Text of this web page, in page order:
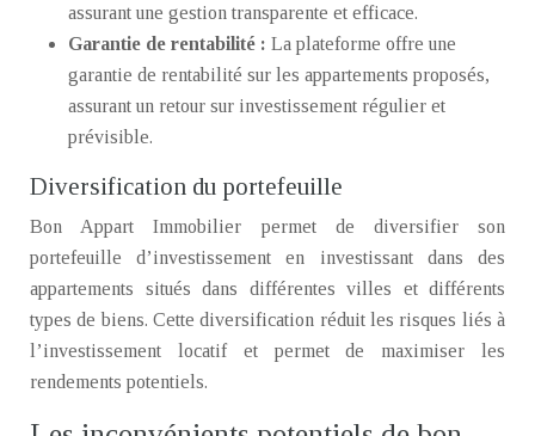
assurant une gestion transparente et efficace.
Garantie de rentabilité : La plateforme offre une
garantie de rentabilité sur les appartements proposés,
assurant un retour sur investissement régulier et
prévisible.
Diversification du portefeuille
Bon Appart Immobilier permet de diversifier son
portefeuille d’investissement en investissant dans des
appartements situés dans différentes villes et différents
types de biens. Cette diversification réduit les risques liés à
l’investissement locatif et permet de maximiser les
rendements potentiels.